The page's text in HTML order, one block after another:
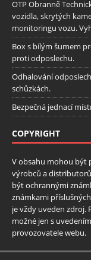
OTP Obranně
vozidla, skrytých
monitoringu vozu.
Box s bílým šumem
proti odposlechu.
Odhalování
schůzkách.
Bezpečná jednací
COPYRIGHT
V obsahu mohou být
výrobců a
být ochrannými
známkami
je vždy uveden zdroj.
možné jen s
provozovatele webu.